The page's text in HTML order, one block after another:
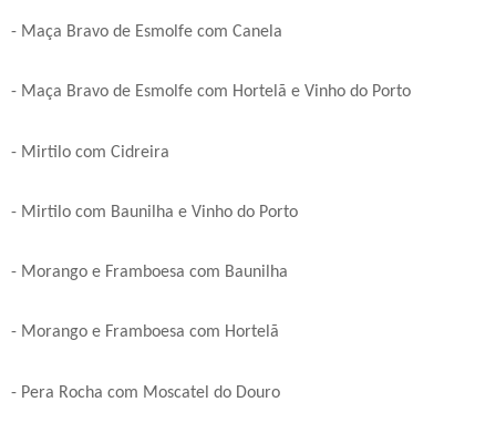
- Maça Bravo de Esmolfe com Canela
- Maça Bravo de Esmolfe com Hortelã e Vinho do Porto
- Mirtilo com Cidreira
- Mirtilo com Baunilha e Vinho do Porto
- Morango e Framboesa com Baunilha
- Morango e Framboesa com Hortelã
- Pera Rocha com Moscatel do Douro